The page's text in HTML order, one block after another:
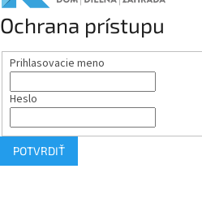
Ochrana prístupu
Prihlasovacie meno
Heslo
POTVRDIŤ